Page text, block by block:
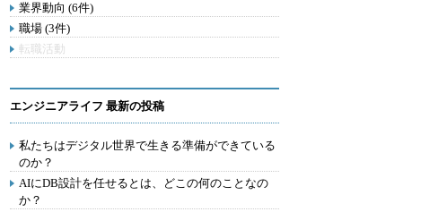
業界動向 (6件)
職場 (3件)
転職活動
エンジニアライフ 最新の投稿
私たちはデジタル世界で生きる準備ができている
のか？
AIにDB設計を任せるとは、どこの何のことなの
か？